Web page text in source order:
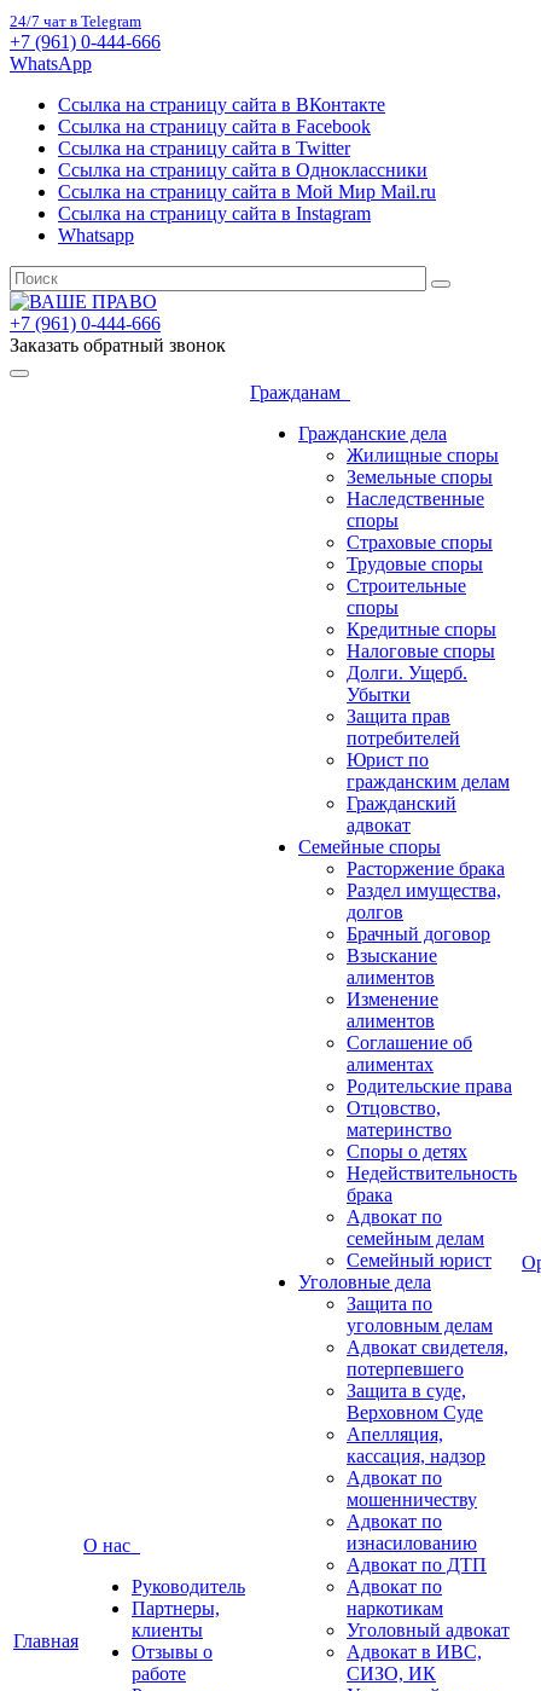
24/7 чат в Telegram
+7 (961) 0-444-666
WhatsApp
Ссылка на страницу сайта в ВКонтакте
Ссылка на страницу сайта в Facebook
Ссылка на страницу сайта в Twitter
Ссылка на страницу сайта в Одноклассники
Ссылка на страницу сайта в Мой Мир Mail.ru
Ссылка на страницу сайта в Instagram
Whatsapp
+7 (961) 0-444-666
Заказать обратный звонок
Главная
О нас
Руководитель
Партнеры,
клиенты
Отзывы о
работе
Гражданам
Гражданские дела
Жилищные споры
Земельные споры
Наследственные
споры
Страховые споры
Трудовые споры
Строительные
споры
Кредитные споры
Налоговые споры
Долги. Ущерб.
Убытки
Защита прав
потребителей
Юрист по
гражданским делам
Гражданский
адвокат
Семейные споры
Расторжение брака
Раздел имущества,
долгов
Брачный договор
Взыскание
алиментов
Изменение
алиментов
Соглашение об
алиментах
Родительские права
Отцовство,
материнство
Споры о детях
Недействительность
брака
Адвокат по
семейным делам
Семейный юрист
Уголовные дела
Защита по
уголовным делам
Адвокат свидетеля,
потерпевшего
Защита в суде,
Верховном Суде
Апелляция,
кассация, надзор
Адвокат по
мошенничеству
Адвокат по
изнасилованию
Адвокат по ДТП
Адвокат по
наркотикам
Уголовный адвокат
Адвокат в ИВС,
СИЗО, ИК